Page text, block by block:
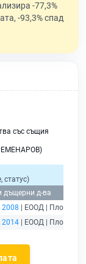
-77,3%
-93,3% спад
със същия
статус)
дъщерни д-ва
| ЕООД | Пловдив |
| ЕООД | Пловдив |